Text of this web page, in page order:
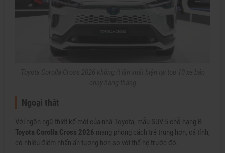
Ngoại thất
Với ngôn ngữ thiết kế mới của nhà Toyota, mẫu SUV 5 chỗ hạng B
Toyota Corolla Cross 2026 mang phong cách trẻ trung hơn, cá tính,
có nhiều điểm nhấn ấn tượng hơn so với thế hệ trước đó.